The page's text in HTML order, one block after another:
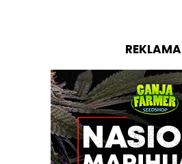
REKLAMA